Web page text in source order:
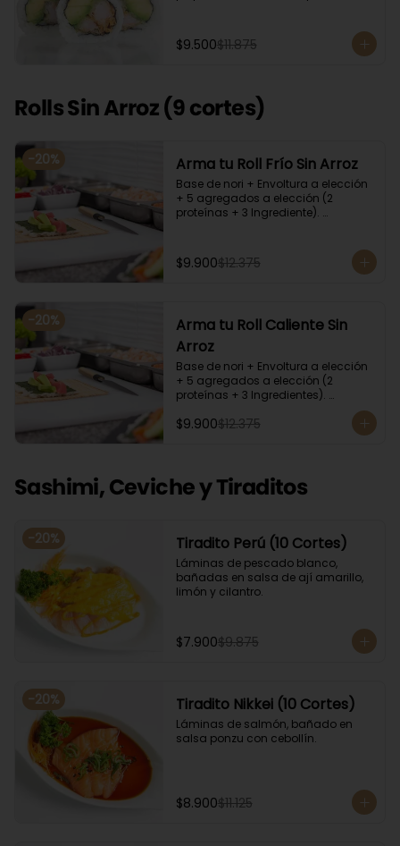
$9.500$11.875
Rolls Sin Arroz (9 cortes)
-20% Arma tu Roll Frío Sin Arroz
Base de nori + Envoltura a elección
+ 5 agregados a elección (2
proteínas + 3 Ingrediente).
relleno palta y/o queso crema para
que el roll pueda compactar y ser
$9.900$12.375
-20%
Arma tu Roll Caliente Sin
Arroz
Base de nori + Envoltura a elección
+ 5 agregados a elección (2
proteínas + 3 Ingredientes).
Acompañado con salsa de soya.
Recomendamos incluir en el relleno
palta y/o queso crema para que el
$9.900$12.375
Sashimi, Ceviche y Tiraditos
-20% Tiradito Perú (10 Cortes)
Láminas de pescado blanco,
bañadas en salsa de ají amarillo,
limón y cilantro.
$7.900$9.875
-20% Tiradito Nikkei (10 Cortes)
Láminas de salmón, bañado en
salsa ponzu con cebollín.
$8.900$11.125